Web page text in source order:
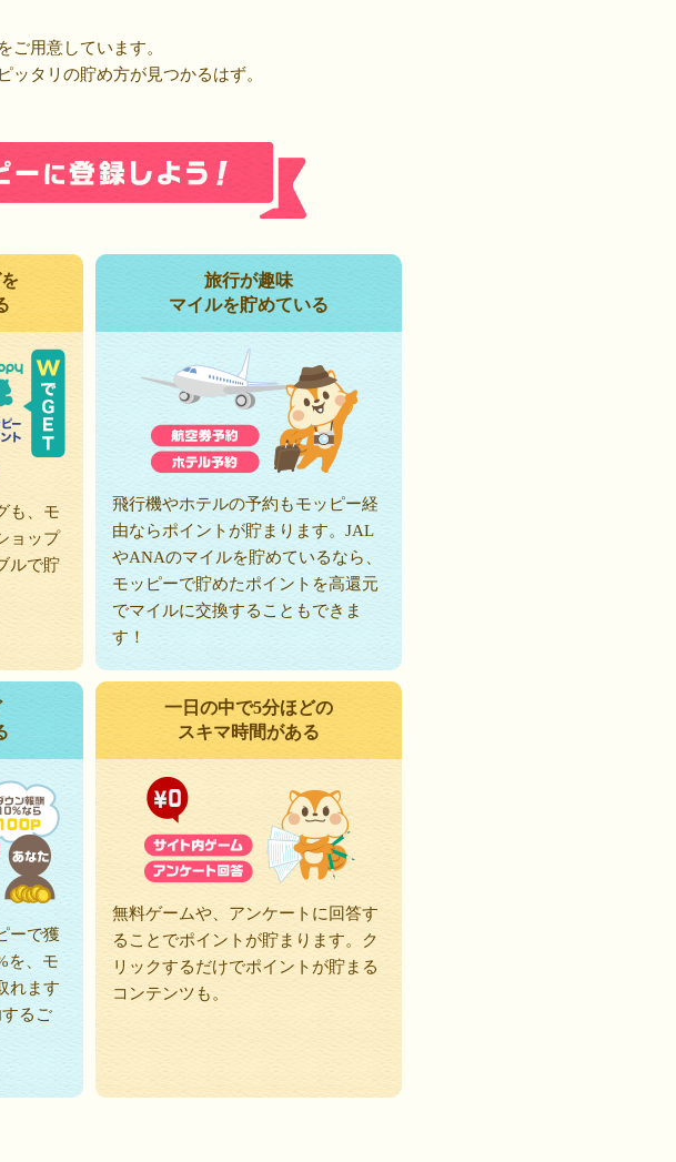
ご用意しています。
タリの貯め方が見つかるはず。
も、モ
ョップ
ルで貯
旅行が趣味
マイルを貯めている
飛行機やホテルの予約もモッピー経
由ならポイントが貯まります。JAL
やANAのマイルを貯めているなら、
モッピーで貯めたポイントを高還元
でマイルに交換することもできま
す！
ーで獲
を、モ
れます
るご
一日の中で5分ほどの
スキマ時間がある
無料ゲームや、アンケートに回答す
ることでポイントが貯まります。ク
リックするだけでポイントが貯まる
コンテンツも。